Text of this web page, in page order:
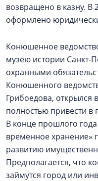
возвращено в казну.
оформлено
Конюшенное
музею истории Санкт-
охранными
Конюшенного
Грибоедова, открылся
полностью привести в
В конце прошлого
временное хранение»
развитию
Предполагается, что
займутся город или